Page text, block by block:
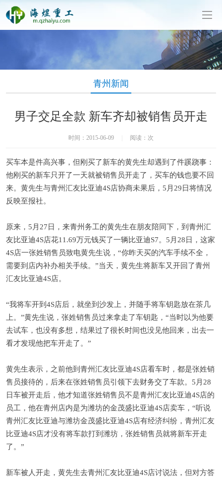
青州新闻
男子交足全款 新车齐却被销售员开走
时间：2015-06-09 阅读： 次
买车本是件高兴事，但刚买了新车的黄先生却遇到了件蹊跷事：
他刚买的新车只开了一天就被销售员开走了，买车的钱也要不回
来。黄先生与青州汇友比亚迪4S店协商未果后，5月29日将情况
反映至报社。
原来，5月27日，来青州务工的黄先生在朋友陪同下，到青州汇
友比亚迪4S店花11.69万元钱买了一辆比亚迪S7。5月28日，这家
4S店一张姓销售员致电黄先生说，“你昨天买的汽车手续不全，
需要到店内补办相关手续。”当天，黄先生将新车又开回了青州
汇友比亚迪4S店。
“我将车开到4S店后，就坐到沙发上，并随手将车钥匙放在茶几
上。”黄先生说，张姓销售员过来拿走了车钥匙，“当时以为他要
去试车，也没有多想，结果过了很长时间也没见他回来，出去一
看才发现他把车开走了。”
黄先生表示，之前他到青州汇友比亚迪4S店看车时，都是张姓销
售员接待的，后来在张姓销售员引领下去财务交了车款。5月28
日车被开走后，他才知道张姓销售员不是青州汇友比亚迪4S店的
员工，他在青州店内是为潍坊的金茂盛比亚迪4S店卖车，“听说
青州汇友比亚迪与潍坊金茂盛比亚迪4S店有经济纠纷，青州汇友
比亚迪4S店才没有将车款打到潍坊，张姓销售员就将新车开走
了。”
新车被人开走，黄先生去青州汇友比亚迪4S店讨说法，但对方答